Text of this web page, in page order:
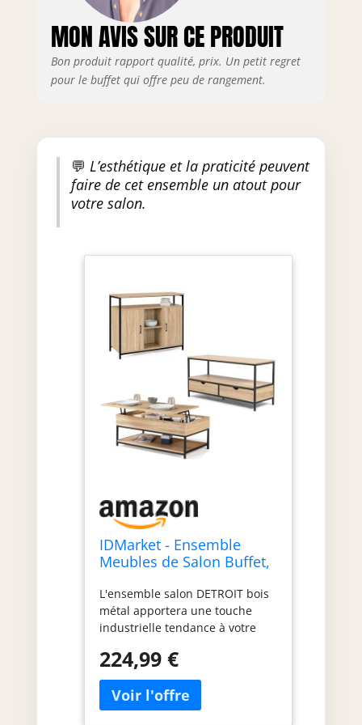
MON AVIS SUR CE PRODUIT
Bon produit rapport qualité, prix. Un petit regret
pour le buffet qui offre peu de rangement.
💬 L’esthétique et la praticité peuvent
faire de cet ensemble un atout pour
votre salon.
IDMarket - Ensemble
Meubles de Salon Buffet,
Meuble TV Detroit Design
Industriel
L'ensemble salon DETROIT bois
métal apportera une touche
industrielle tendance à votre
équipé de 3 espaces de
rangement : 2 tiroirs et 1
compartiment pour tout ranger !
Table basse plateau relevable
224,99 €